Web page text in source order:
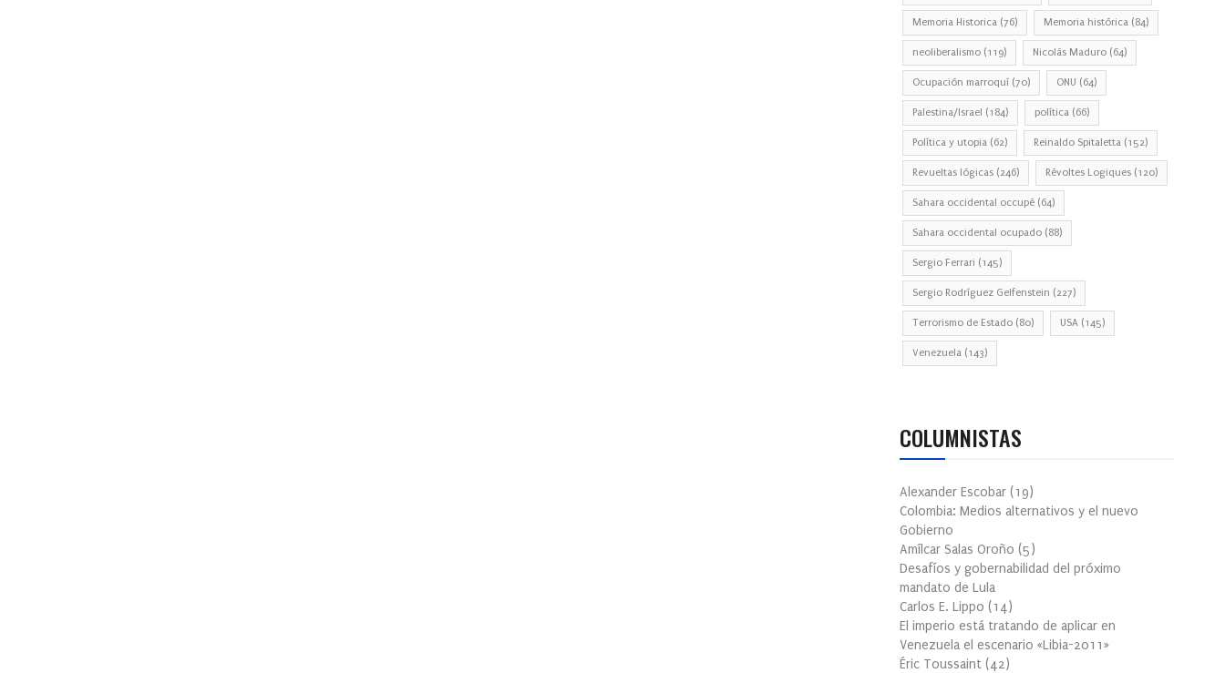
Memoria Historica (76) Memoria histórica (84)
neoliberalismo (119) Nicolás Maduro (64)
Ocupación marroquí (70) ONU (64)
Palestina/Israel (184) política (66)
Política y utopia (62) Reinaldo Spitaletta (152)
Revueltas lógicas (246) Révoltes Logiques (120)
Sahara occidental occupé (64)
Sahara occidental ocupado (88)
Sergio Ferrari (145)
Sergio Rodríguez Gelfenstein (227)
Terrorismo de Estado (80) USA (145)
Venezuela (143)
COLUMNISTAS
Alexander Escobar (19)
Colombia: Medios alternativos y el nuevo
Gobierno
Amílcar Salas Oroño (5)
Desafíos y gobernabilidad del próximo
mandato de Lula
Carlos E. Lippo (14)
El imperio está tratando de aplicar en
Venezuela el escenario «Libia-2011»
Éric Toussaint (42)